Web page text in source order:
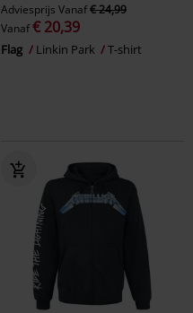
Adviesprijs Vanaf€ 24,99
Vanaf€ 20,39
Flag Linkin Park T-shirt